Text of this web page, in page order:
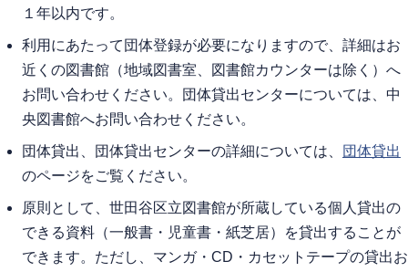
１年以内です。
利用にあたって団体登録が必要になりますので、詳細はお
近くの図書館（地域図書室、図書館カウンターは除く）へ
お問い合わせください。団体貸出センターについては、中
央図書館へお問い合わせください。
団体貸出、団体貸出センターの詳細については、
団体貸出
のページをご覧ください。
原則として、世田谷区立図書館が所蔵している個人貸出の
できる資料（一般書・児童書・紙芝居）を貸出することが
できます。ただし、マンガ・CD・カセットテープの貸出お